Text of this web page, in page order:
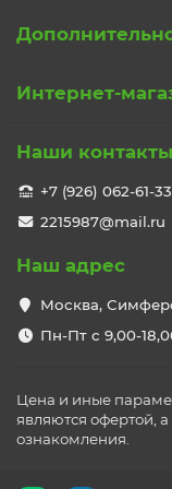
12 Вт
Особенность
Квадрат
По назначению
Световой поток, Лм
960 Lm
IP40
Страна
Интернет-
Наши контакты
+7 (926) 062-61-33
2215987@mail.ru
Наш адрес
Москва,
Пн-Пт с 9,00-
Цена и иные
являются офертой,
ознакомления.